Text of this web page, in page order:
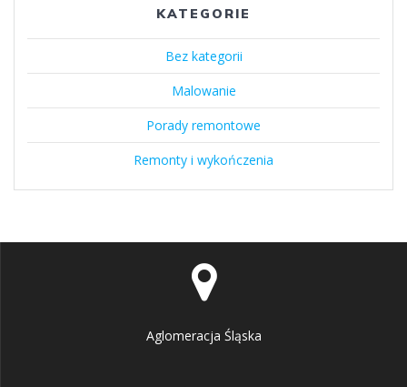
KATEGORIE
Bez kategorii
Malowanie
Porady remontowe
Remonty i wykończenia
Aglomeracja Śląska